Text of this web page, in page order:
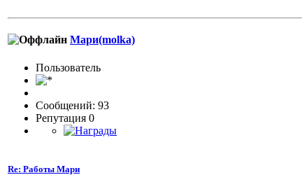
Мари(molka)
Пользовaтeль
Сообщений: 93
Репутация 0
Re: Работы Мари